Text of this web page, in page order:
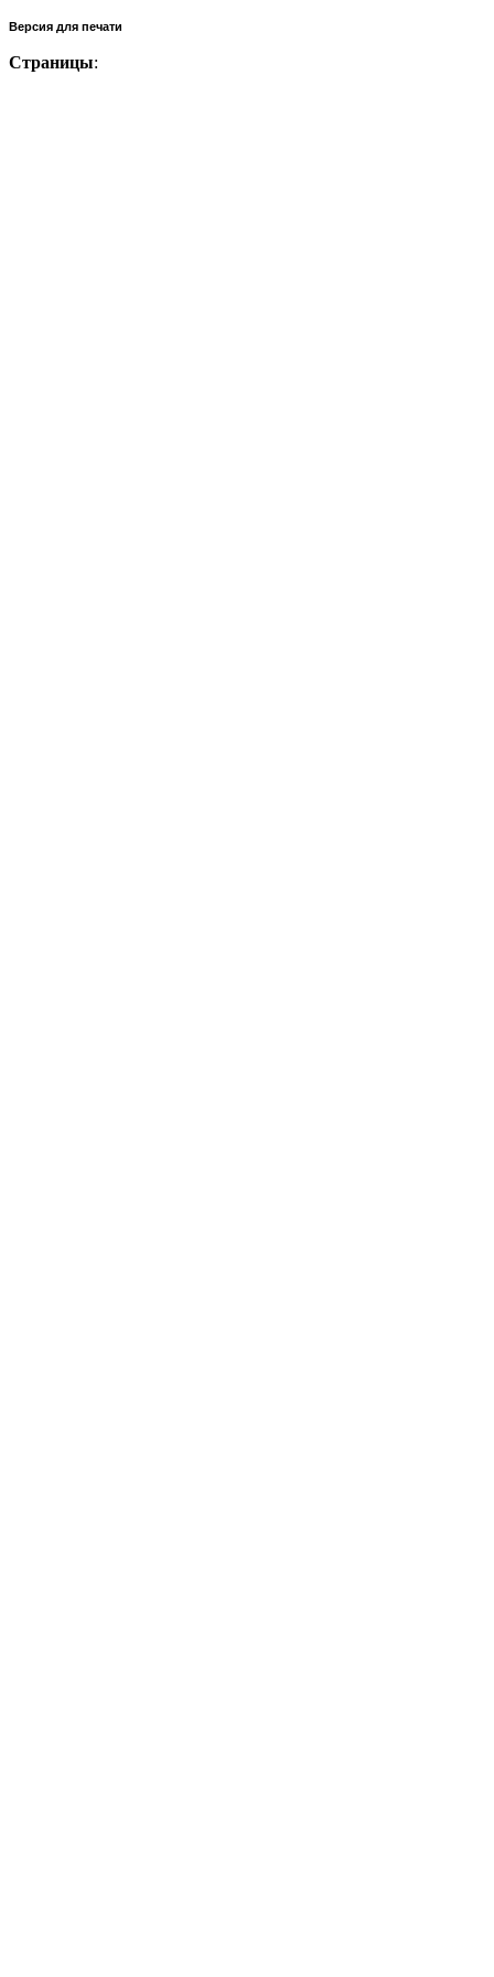
Версия для печати
Страницы: